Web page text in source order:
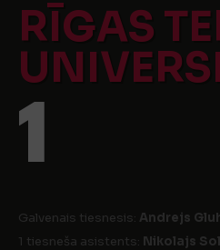
RĪGAS
1
Galvenais tiesnesis: Andrejs
1 tiesneša asistents: Nikolajs